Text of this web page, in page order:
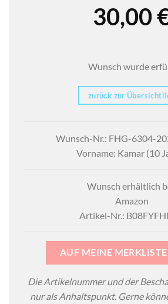
30,00
Wunsch wurde
zurück zur
Wunsch-Nr.: FHG-6304-
Vorname: Kamar (10
Wunsch erhältlich
Amazon
Artikel-Nr.:
AUF MEINE
Die Artikelnummer und der
nur als Anhaltspunkt. Gerne